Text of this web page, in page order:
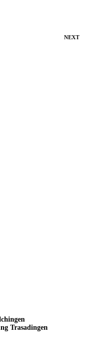
NEXT
Trasadingen